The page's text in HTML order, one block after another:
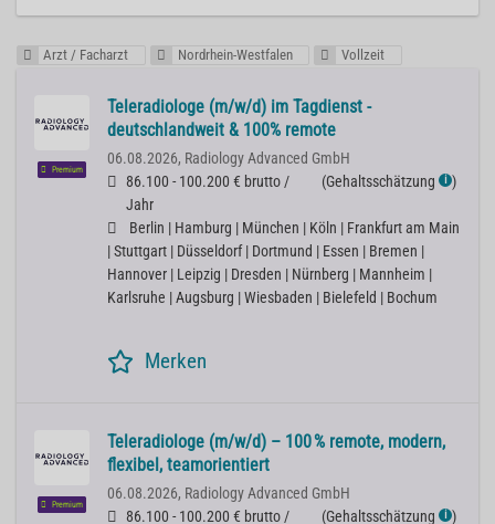
Arzt / Facharzt Nordrhein-Westfalen Vollzeit
Premium
Teleradiologe (m/w/d) im Tagdienst -
deutschlandweit & 100% remote
06.08.2026, Radiology Advanced GmbH
86.100 - 100.200 € brutto /
Jahr
(Gehaltsschätzung ℹ )
Berlin | Hamburg | München | Köln | Frankfurt am Main
| Stuttgart | Düsseldorf | Dortmund | Essen | Bremen |
Hannover | Leipzig | Dresden | Nürnberg | Mannheim |
Karlsruhe | Augsburg | Wiesbaden | Bielefeld | Bochum
Merken
Premium
Teleradiologe (m/w/d) – 100 % remote, modern,
flexibel, teamorientiert
06.08.2026, Radiology Advanced GmbH
86.100 - 100.200 € brutto /
(Gehaltsschätzung ℹ )